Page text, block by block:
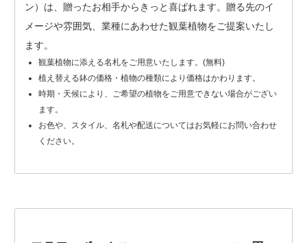
ン）は、贈ったお相手からきっと喜ばれます。贈る先のイ
メージや雰囲気、業種にあわせた観葉植物をご提案いたし
ます。
観葉植物に添える名札をご用意いたします。(無料)
植え替える鉢の価格・植物の種類により価格はかわります。
時期・天候により、ご希望の植物をご用意できない場合がござい
ます。
お色や、スタイル、名札や配送についてはお気軽にお問い合わせ
ください。